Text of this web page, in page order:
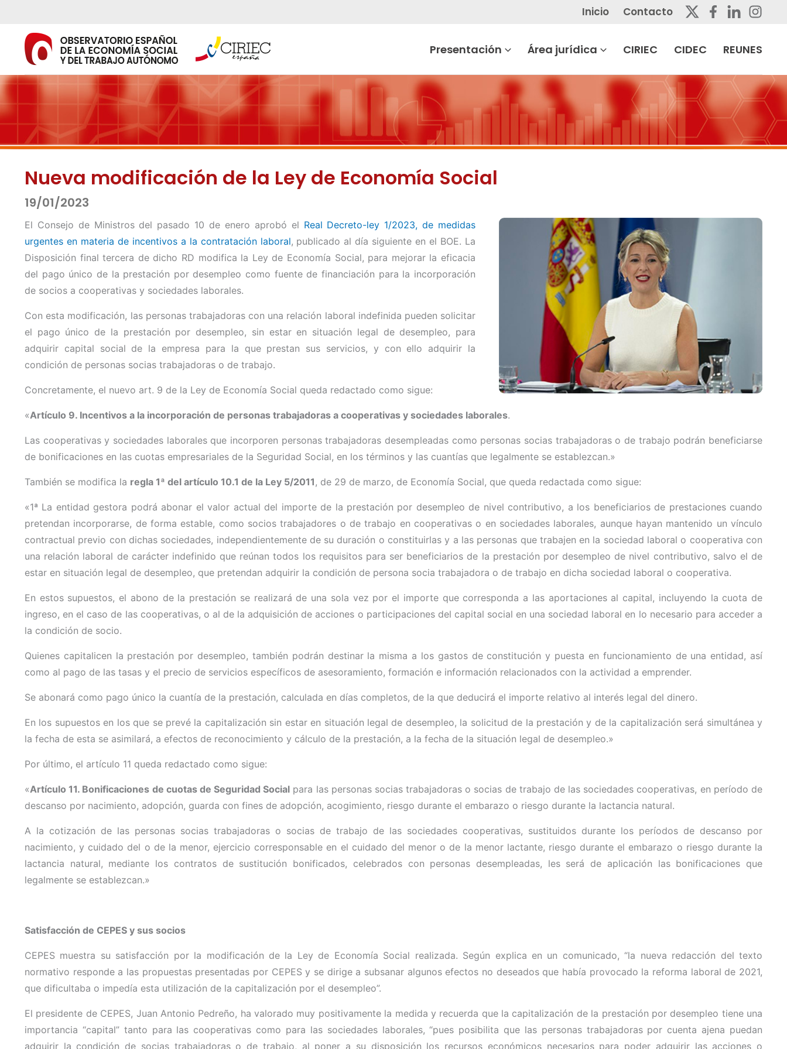
contenido
Inicio Contacto
Presentación Área jurídica CIRIEC CIDEC REUNES
Nueva modificación de la Ley de Economía Social
19/01/2023
El Consejo de Ministros del pasado 10 de enero aprobó el Real Decreto-ley 1/2023, de medidas
urgentes en materia de incentivos a la contratación laboral, publicado al día siguiente en el BOE. La
Disposición final tercera de dicho RD modifica la Ley de Economía Social, para mejorar la eficacia
del pago único de la prestación por desempleo como fuente de financiación para la incorporación
de socios a cooperativas y sociedades laborales.
Con esta modificación, las personas trabajadoras con una relación laboral indefinida pueden solicitar
el pago único de la prestación por desempleo, sin estar en situación legal de desempleo, para
adquirir capital social de la empresa para la que prestan sus servicios, y con ello adquirir la
condición de personas socias trabajadoras o de trabajo.
Concretamente, el nuevo art. 9 de la Ley de Economía Social queda redactado como sigue:
«Artículo 9. Incentivos a la incorporación de personas trabajadoras a cooperativas y sociedades laborales.
Las cooperativas y sociedades laborales que incorporen personas trabajadoras desempleadas como personas socias trabajadoras o de trabajo podrán beneficiarse
de bonificaciones en las cuotas empresariales de la Seguridad Social, en los términos y las cuantías que legalmente se establezcan.»
También se modifica la regla 1ª del artículo 10.1 de la Ley 5/2011, de 29 de marzo, de Economía Social, que queda redactada como sigue:
«1ª La entidad gestora podrá abonar el valor actual del importe de la prestación por desempleo de nivel contributivo, a los beneficiarios de prestaciones cuando
pretendan incorporarse, de forma estable, como socios trabajadores o de trabajo en cooperativas o en sociedades laborales, aunque hayan mantenido un vínculo
contractual previo con dichas sociedades, independientemente de su duración o constituirlas y a las personas que trabajen en la sociedad laboral o cooperativa con
una relación laboral de carácter indefinido que reúnan todos los requisitos para ser beneficiarios de la prestación por desempleo de nivel contributivo, salvo el de
estar en situación legal de desempleo, que pretendan adquirir la condición de persona socia trabajadora o de trabajo en dicha sociedad laboral o cooperativa.
En estos supuestos, el abono de la prestación se realizará de una sola vez por el importe que corresponda a las aportaciones al capital, incluyendo la cuota de
ingreso, en el caso de las cooperativas, o al de la adquisición de acciones o participaciones del capital social en una sociedad laboral en lo necesario para acceder a
la condición de socio.
Quienes capitalicen la prestación por desempleo, también podrán destinar la misma a los gastos de constitución y puesta en funcionamiento de una entidad, así
como al pago de las tasas y el precio de servicios específicos de asesoramiento, formación e información relacionados con la actividad a emprender.
Se abonará como pago único la cuantía de la prestación, calculada en días completos, de la que deducirá el importe relativo al interés legal del dinero.
En los supuestos en los que se prevé la capitalización sin estar en situación legal de desempleo, la solicitud de la prestación y de la capitalización será simultánea y
la fecha de esta se asimilará, a efectos de reconocimiento y cálculo de la prestación, a la fecha de la situación legal de desempleo.»
Por último, el artículo 11 queda redactado como sigue:
«Artículo 11. Bonificaciones de cuotas de Seguridad Social para las personas socias trabajadoras o socias de trabajo de las sociedades cooperativas, en período de
descanso por nacimiento, adopción, guarda con fines de adopción, acogimiento, riesgo durante el embarazo o riesgo durante la lactancia natural.
A la cotización de las personas socias trabajadoras o socias de trabajo de las sociedades cooperativas, sustituidos durante los períodos de descanso por
nacimiento, y cuidado del o de la menor, ejercicio corresponsable en el cuidado del menor o de la menor lactante, riesgo durante el embarazo o riesgo durante la
lactancia natural, mediante los contratos de sustitución bonificados, celebrados con personas desempleadas, les será de aplicación las bonificaciones que
legalmente se establezcan.»
Satisfacción de CEPES y sus socios
CEPES muestra su satisfacción por la modificación de la Ley de Economía Social realizada. Según explica en un comunicado, “la nueva redacción del texto
normativo responde a las propuestas presentadas por CEPES y se dirige a subsanar algunos efectos no deseados que había provocado la reforma laboral de 2021,
que dificultaba o impedía esta utilización de la capitalización por el desempleo”.
El presidente de CEPES, Juan Antonio Pedreño, ha valorado muy positivamente la medida y recuerda que la capitalización de la prestación por desempleo tiene una
importancia “capital” tanto para las cooperativas como para las sociedades laborales, “pues posibilita que las personas trabajadoras por cuenta ajena puedan
adquirir la condición de socias trabajadoras o de trabajo, al poner a su disposición los recursos económicos necesarios para poder adquirir las acciones o